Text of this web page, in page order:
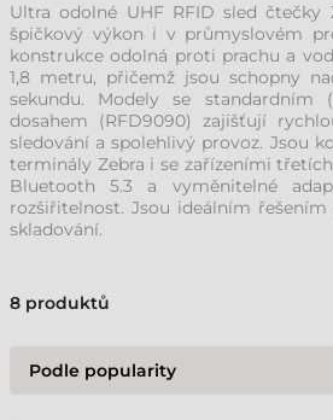
Ultra odolné UHF RFID sled čtečky
špičkový výkon i v průmyslovém
konstrukce odolná proti prachu a
1,8 metru, přičemž jsou schopny
sekundu. Modely se standardním
dosahem (RFD9090) zajišťují
sledování a spolehlivý provoz. Jsou
terminály Zebra i se zařízeními
Bluetooth 5.3 a vyměnitelné
rozšiřitelnost. Jsou ideálním
skladování.
8 produktů